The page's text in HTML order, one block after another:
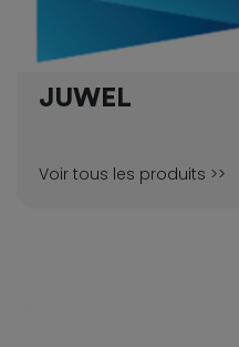
JUWEL
Voir tous les produits >>